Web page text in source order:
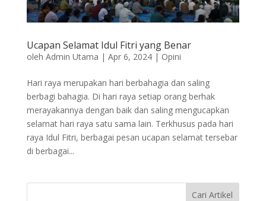
Ucapan Selamat Idul Fitri yang Benar
oleh Admin Utama | Apr 6, 2024| Opini
Hari raya merupakan hari berbahagia dan saling
berbagi bahagia. Di hari raya setiap orang berhak
merayakannya dengan baik dan saling mengucapkan
selamat hari raya satu sama lain. Terkhusus pada hari
raya Idul Fitri, berbagai pesan ucapan selamat tersebar
di berbagai...
Cari Artikel